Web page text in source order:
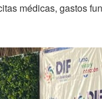
médicas, gastos